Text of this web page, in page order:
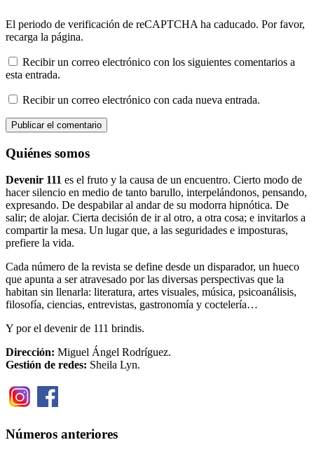
El periodo de verificación de reCAPTCHA ha caducado. Por favor,
recarga la página.
Recibir un correo electrónico con los siguientes comentarios a
esta entrada.
Recibir un correo electrónico con cada nueva entrada.
Quiénes somos
Devenir 111 es el fruto y la causa de un encuentro. Cierto modo de
hacer silencio en medio de tanto barullo, interpelándonos, pensando,
expresando. De despabilar al andar de su modorra hipnótica. De
salir; de alojar. Cierta decisión de ir al otro, a otra cosa; e invitarlos a
compartir la mesa. Un lugar que, a las seguridades e imposturas,
prefiere la vida.
Cada número de la revista se define desde un disparador, un hueco
que apunta a ser atravesado por las diversas perspectivas que la
habitan sin llenarla: literatura, artes visuales, música, psicoanálisis,
filosofía, ciencias, entrevistas, gastronomía y coctelería…
Y por el devenir de 111 brindis.
Dirección: Miguel Ángel Rodríguez.
Gestión de redes: Sheila Lyn.
Números anteriores